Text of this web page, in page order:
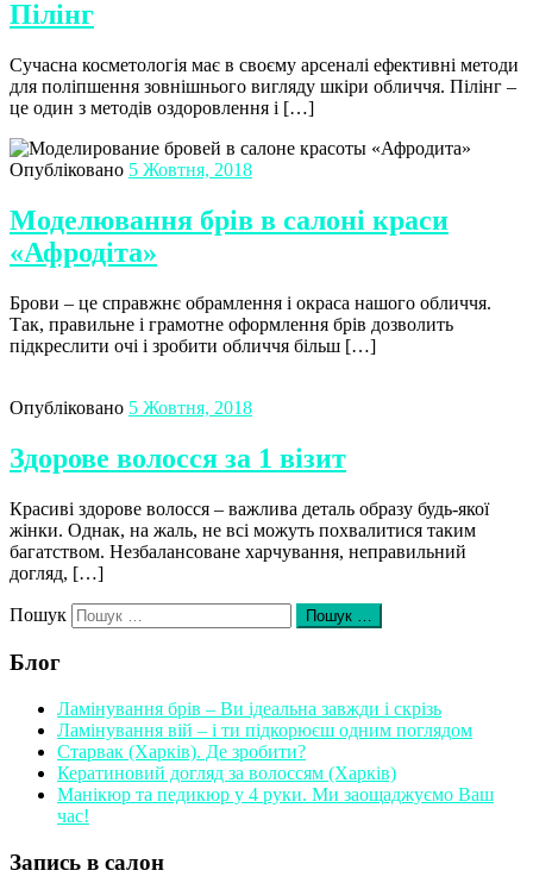
Пілінг
Сучасна косметологія має в своєму арсеналі ефективні методи
для поліпшення зовнішнього вигляду шкіри обличчя. Пілінг –
це один з методів оздоровлення і […]
Опубліковано 5 Жовтня, 2018
Моделювання брів в салоні краси
«Афродіта»
Брови – це справжнє обрамлення і окраса нашого обличчя.
Так, правильне і грамотне оформлення брів дозволить
підкреслити очі і зробити обличчя більш […]
Опубліковано 5 Жовтня, 2018
Здорове волосся за 1 візит
Красиві здорове волосся – важлива деталь образу будь-якої
жінки. Однак, на жаль, не всі можуть похвалитися таким
багатством. Незбалансоване харчування, неправильний
догляд, […]
Пошук Пошук …
Блог
Ламінування брів – Ви ідеальна завжди і скрізь
Ламінування вій – і ти підкорюєш одним поглядом
Старвак (Харків). Де зробити?
Кератиновий догляд за волоссям (Харків)
Манікюр та педикюр у 4 руки. Ми заощаджуємо Ваш
час!
Запись в салон